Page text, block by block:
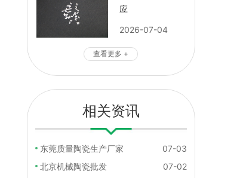
应
2026-07-04
查看更多 +
相关资讯
东莞质量陶瓷生产厂家
07-03
北京机械陶瓷批发
07-02